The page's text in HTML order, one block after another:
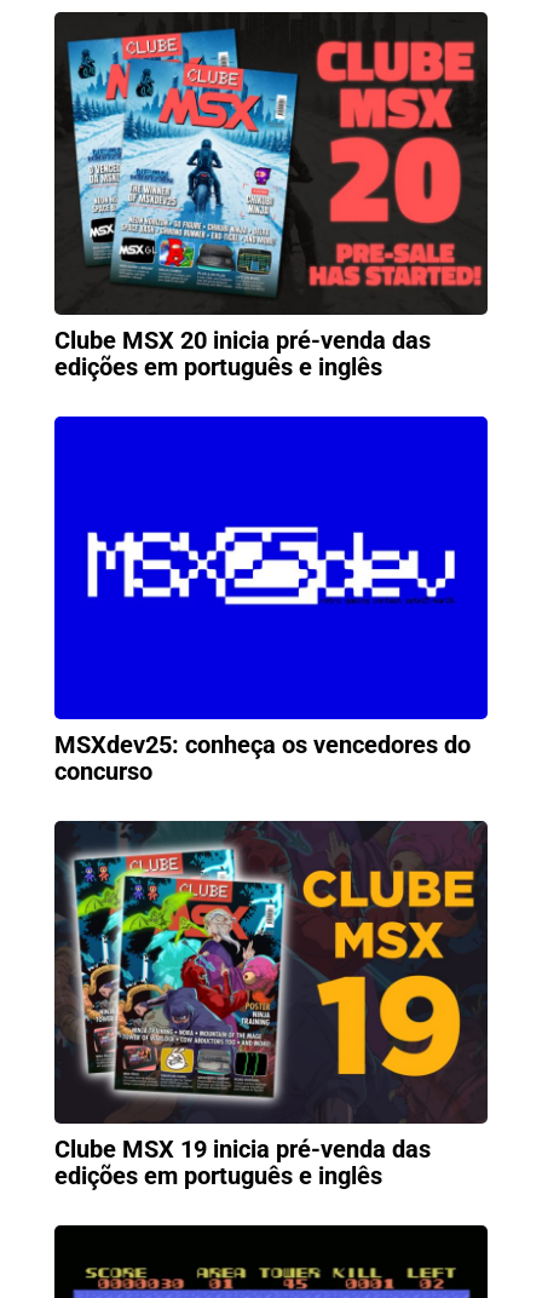
Clube MSX 20 inicia pré-venda das
edições em português e inglês
MSXdev25: conheça os vencedores do
concurso
Clube MSX 19 inicia pré-venda das
edições em português e inglês